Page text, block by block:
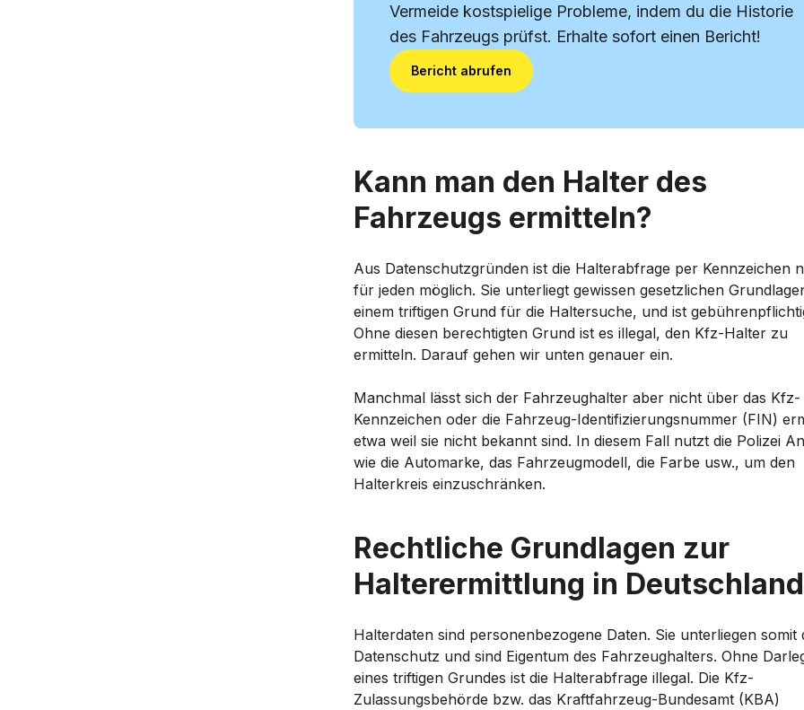
Vermeide kostspielige Probleme, indem du die Historie
des Fahrzeugs prüfst. Erhalte sofort einen Bericht!
Bericht abrufen
Kann man den Halter des
Fahrzeugs ermitteln?
Aus Datenschutzgründen ist die Halterabfrage per Kennzeichen
für jeden möglich. Sie unterliegt gewissen gesetzlichen
einem triftigen Grund für die Haltersuche, und ist
Ohne diesen berechtigten Grund ist es illegal, den Kfz-Halter zu
ermitteln. Darauf gehen wir unten genauer ein.
Manchmal lässt sich der Fahrzeughalter aber nicht über das Kfz-
Kennzeichen oder die Fahrzeug-Identifizierungsnummer (FIN)
etwa weil sie nicht bekannt sind. In diesem Fall nutzt die Polizei
wie die Automarke, das Fahrzeugmodell, die Farbe usw., um den
Halterkreis einzuschränken.
Rechtliche Grundlagen zur
Halterermittlung in Deutschland
Halterdaten sind personenbezogene Daten. Sie unterliegen somit
Datenschutz und sind Eigentum des Fahrzeughalters. Ohne
eines triftigen Grundes ist die Halterabfrage illegal. Die Kfz-
Zulassungsbehörde bzw. das Kraftfahrzeug-Bundesamt (KBA)